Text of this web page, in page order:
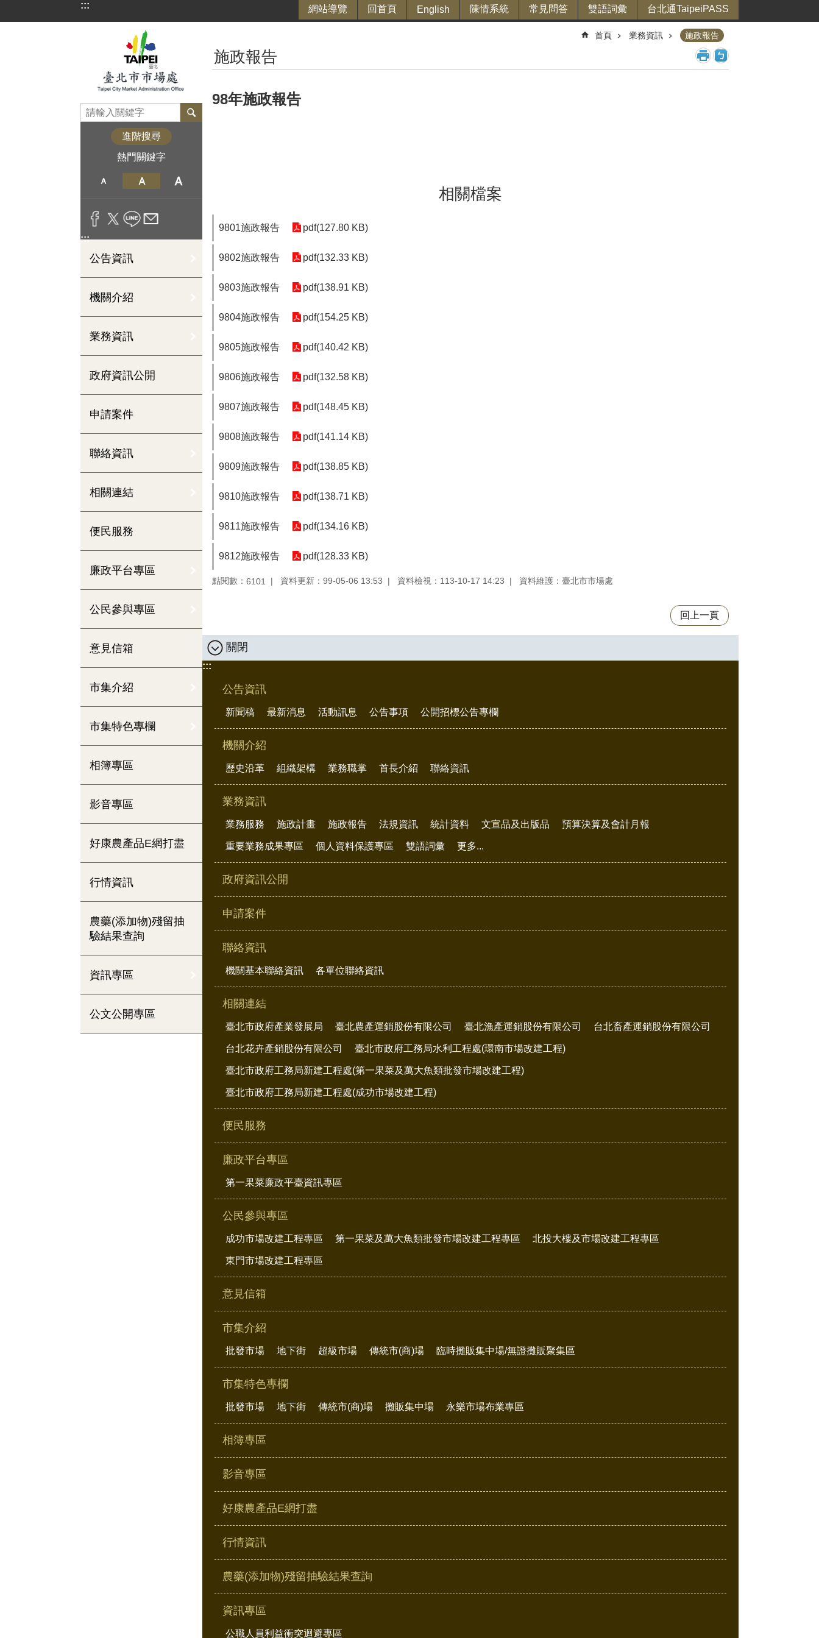
跳到主要內容區塊
::: 網站導覽 回首頁 English 陳情系統 常見問答 雙語詞彙 台北通TaipeiPASS
進階搜尋
熱門關鍵字
:::
公告資訊
機關介紹
業務資訊
政府資訊公開
申請案件
聯絡資訊
相關連結
便民服務
廉政平台專區
公民參與專區
意見信箱
市集介紹
市集特色專欄
相簿專區
影音專區
好康農產品E網打盡
行情資訊
農藥(添加物)殘留抽
驗結果查詢
資訊專區
公文公開專區
首頁 業務資訊 施政報告
施政報告
98年施政報告
相關檔案
9801施政報告 pdf(127.80 KB)
9802施政報告 pdf(132.33 KB)
9803施政報告 pdf(138.91 KB)
9804施政報告 pdf(154.25 KB)
9805施政報告 pdf(140.42 KB)
9806施政報告 pdf(132.58 KB)
9807施政報告 pdf(148.45 KB)
9808施政報告 pdf(141.14 KB)
9809施政報告 pdf(138.85 KB)
9810施政報告 pdf(138.71 KB)
9811施政報告 pdf(134.16 KB)
9812施政報告 pdf(128.33 KB)
點閱數： 6101 資料更新：99-05-06 13:53 資料檢視：113-10-17 14:23 資料維護：臺北市市場處
回上一頁
關閉
:::
公告資訊
新聞稿 最新消息 活動訊息 公告事項 公開招標公告專欄
機關介紹
歷史沿革 組織架構 業務職掌 首長介紹 聯絡資訊
業務資訊
業務服務 施政計畫 施政報告 法規資訊 統計資料 文宣品及出版品 預算決算及會計月報
重要業務成果專區 個人資料保護專區 雙語詞彙 更多...
政府資訊公開
申請案件
聯絡資訊
機關基本聯絡資訊 各單位聯絡資訊
相關連結
臺北市政府產業發展局 臺北農產運銷股份有限公司 臺北漁產運銷股份有限公司 台北畜產運銷股份有限公司
台北花卉產銷股份有限公司 臺北市政府工務局水利工程處(環南市場改建工程)
臺北市政府工務局新建工程處(第一果菜及萬大魚類批發市場改建工程)
臺北市政府工務局新建工程處(成功市場改建工程)
便民服務
廉政平台專區
第一果菜廉政平臺資訊專區
公民參與專區
成功市場改建工程專區 第一果菜及萬大魚類批發市場改建工程專區 北投大樓及市場改建工程專區
東門市場改建工程專區
意見信箱
市集介紹
批發市場 地下街 超級市場 傳統市(商)場 臨時攤販集中場/無證攤販聚集區
市集特色專欄
批發市場 地下街 傳統市(商)場 攤販集中場 永樂市場布業專區
相簿專區
影音專區
好康農產品E網打盡
行情資訊
農藥(添加物)殘留抽驗結果查詢
資訊專區
公職人員利益衝突迴避專區